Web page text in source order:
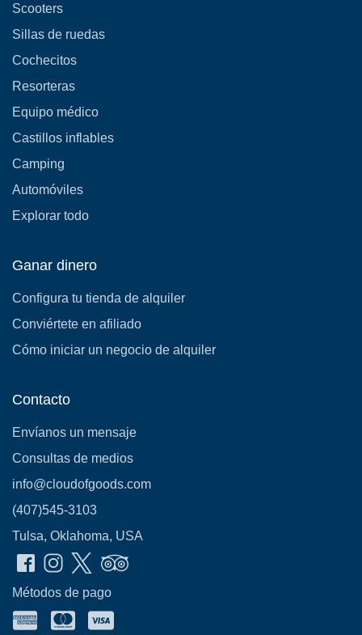
Scooters
Sillas de ruedas
Cochecitos
Resorteras
Equipo médico
Castillos inflables
Camping
Automóviles
Explorar todo
Ganar dinero
Configura tu tienda de alquiler
Conviértete en afiliado
Cómo iniciar un negocio de alquiler
Contacto
Envíanos un mensaje
Consultas de medios
info@cloudofgoods.com
(407)545-3103
Tulsa, Oklahoma, USA
Métodos de pago